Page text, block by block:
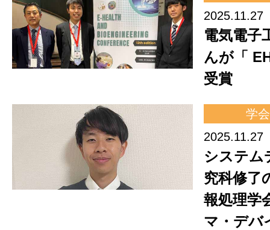
2025.11.27
電気電子
んが「
受賞
学会
2025.11.27
システム
究科修了
報処理学
マ・デバ